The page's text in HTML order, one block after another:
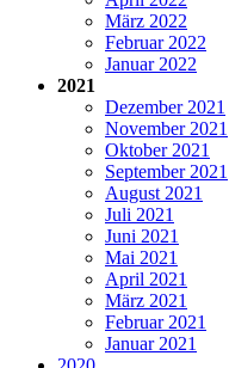
März 2022
Februar 2022
Januar 2022
2021
Dezember 2021
November 2021
Oktober 2021
September 2021
August 2021
Juli 2021
Juni 2021
Mai 2021
April 2021
März 2021
Februar 2021
Januar 2021